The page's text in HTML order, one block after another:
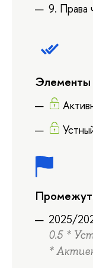
9. Права
Элементы
2025/
0.5 *
*